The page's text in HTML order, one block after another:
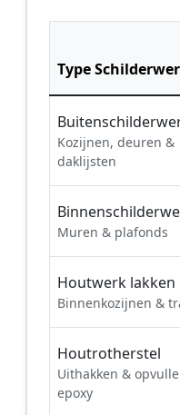
Type
Kozijnen, deuren &
daklijsten
Muren & plafonds
Houtwerk lakken
Binnenkozijnen &
Houtrotherstel
Uithakken &
epoxy